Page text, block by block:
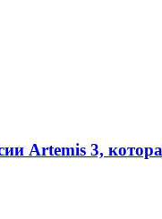
Artemis 3,